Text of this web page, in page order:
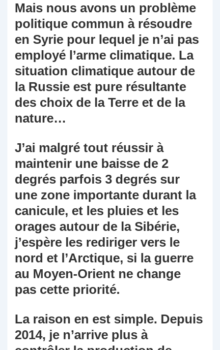
Mais nous avons un problème
politique commun à résoudre
en Syrie pour lequel je n’ai pas
employé l’arme climatique. La
situation climatique autour de
la Russie est pure résultante
des choix de la Terre et de la
nature…
J’ai malgré tout réussir à
maintenir une baisse de 2
degrés parfois 3 degrés sur
une zone importante durant la
canicule, et les pluies et les
orages autour de la Sibérie,
j’espère les rediriger vers le
nord et l’Arctique, si la guerre
au Moyen-Orient ne change
pas cette priorité.
La raison en est simple. Depuis
2014, je n’arrive plus à